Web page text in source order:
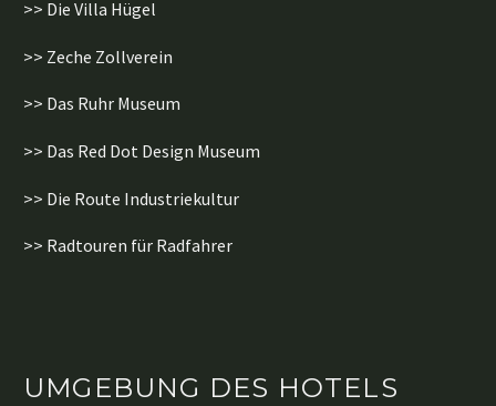
>> Die Villa Hügel
>> Zeche Zollverein
>> Das Ruhr Museum
>> Das Red Dot Design Museum
>> Die Route Industriekultur
>> Radtouren für Radfahrer
UMGEBUNG DES HOTELS